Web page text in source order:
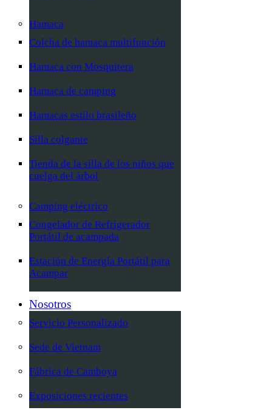
Hamaca
Colcha de hamaca multifunción
Hamaca con Mosquitera
Hamaca de camping
Hamacas estilo brasileño
Silla colgante
Tienda de la silla de los niños que
cuelga del árbol
Camping eléctrico
Congelador de Refrigerador
Portátil de acampada
Estación de Energía Portátil para
Acampar
Nosotros
Servicio Personalizado
Sede de Vietnam
Fábrica de Camboya
Exposiciones recientes